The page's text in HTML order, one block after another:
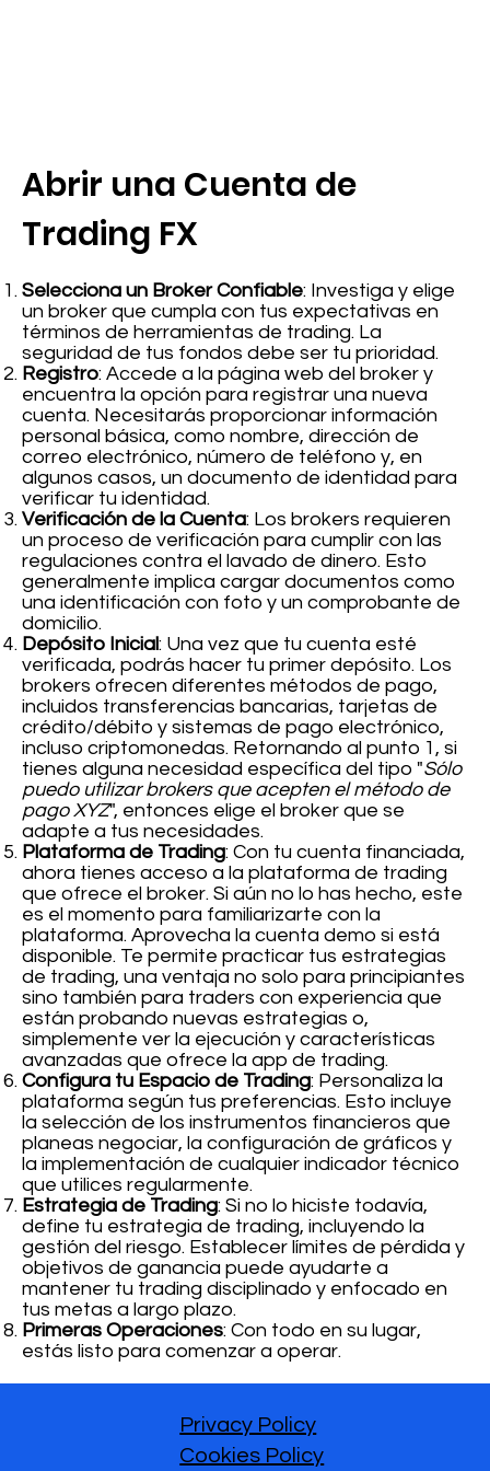
Abrir una Cuenta de
Trading FX
Selecciona un Broker Confiable: Investiga y elige
un broker que cumpla con tus expectativas en
términos de herramientas de trading. La
seguridad de tus fondos debe ser tu prioridad.
Registro: Accede a la página web del broker y
encuentra la opción para registrar una nueva
cuenta. Necesitarás proporcionar información
personal básica, como nombre, dirección de
correo electrónico, número de teléfono y, en
algunos casos, un documento de identidad para
verificar tu identidad.
Verificación de la Cuenta: Los brokers requieren
un proceso de verificación para cumplir con las
regulaciones contra el lavado de dinero. Esto
generalmente implica cargar documentos como
una identificación con foto y un comprobante de
domicilio.
Depósito Inicial: Una vez que tu cuenta esté
verificada, podrás hacer tu primer depósito. Los
brokers ofrecen diferentes métodos de pago,
incluidos transferencias bancarias, tarjetas de
crédito/débito y sistemas de pago electrónico,
incluso criptomonedas. Retornando al punto 1, si
tienes alguna necesidad específica del tipo "Sólo
puedo utilizar brokers que acepten el método de
pago XYZ", entonces elige el broker que se
adapte a tus necesidades.
Plataforma de Trading: Con tu cuenta financiada,
ahora tienes acceso a la plataforma de trading
que ofrece el broker. Si aún no lo has hecho, este
es el momento para familiarizarte con la
plataforma. Aprovecha la cuenta demo si está
disponible. Te permite practicar tus estrategias
de trading, una ventaja no solo para principiantes
sino también para traders con experiencia que
están probando nuevas estrategias o,
simplemente ver la ejecución y características
avanzadas que ofrece la app de trading.
Configura tu Espacio de Trading: Personaliza la
plataforma según tus preferencias. Esto incluye
la selección de los instrumentos financieros que
planeas negociar, la configuración de gráficos y
la implementación de cualquier indicador técnico
que utilices regularmente.
Estrategia de Trading: Si no lo hiciste todavía,
define tu estrategia de trading, incluyendo la
gestión del riesgo. Establecer límites de pérdida y
objetivos de ganancia puede ayudarte a
mantener tu trading disciplinado y enfocado en
tus metas a largo plazo.
Primeras Operaciones: Con todo en su lugar,
estás listo para comenzar a operar.
Privacy Policy
Cookies Policy